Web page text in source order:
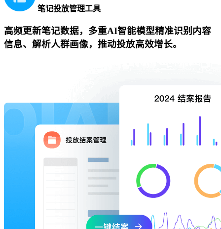
笔记投放管理工具
高频更新笔记数据，多重AI智能模型精准识别内容
信息、解析人群画像，推动投放高效增长。